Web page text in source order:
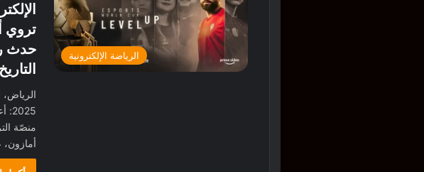
الرياضة الإلكترونية
تروي
حدث
التاريخ
منصّة